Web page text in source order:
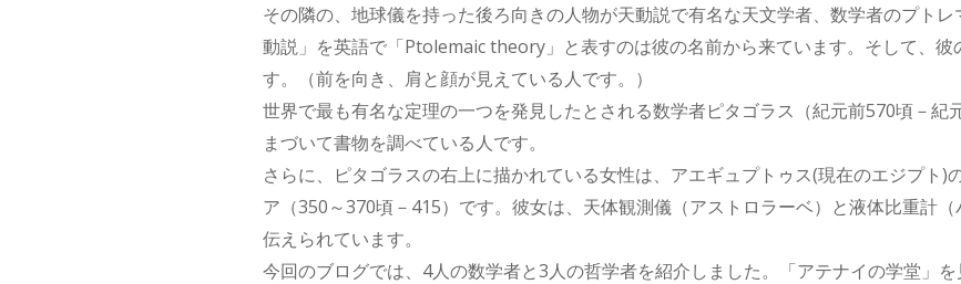
その隣の、地球儀を持った後ろ向きの人物が天動説で有名な天文学者、数学者のプト
動説」を英語で「Ptolemaic theory」と表すのは彼の名前から来ています。そして、彼
す。（前を向き、肩と顔が見えている人です。）
世界で最も有名な定理の一つを発見したとされる数学者ピタゴラス（紀元前570頃－紀
まづいて書物を調べている人です。
さらに、ピタゴラスの右上に描かれている女性は、アエギュプトゥス(現在のエジプト)
ア（350～370頃－415）です。彼女は、天体観測儀（アストロラーベ）と液体比重計
伝えられています。
今回のブログでは、4人の数学者と3人の哲学者を紹介しました。「アテナイの学堂」